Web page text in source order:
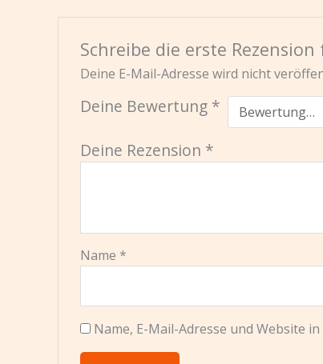
Schreibe die erste
Deine E-Mail-Adresse wird nicht
Deine Bewertung *
Deine Rezension *
Name *
Name, E-Mail-Adresse und Website